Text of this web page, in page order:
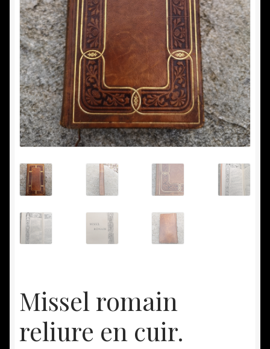
Nous achetons
Vide maison
Commande
Conditions d’utilisation
Mon compte
Panier
Missel romain
reliure en cuir.